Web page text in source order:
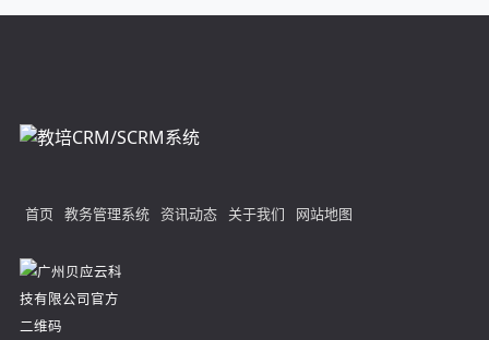
首页 教务管理系统 资讯动态 关于我们 网站地图